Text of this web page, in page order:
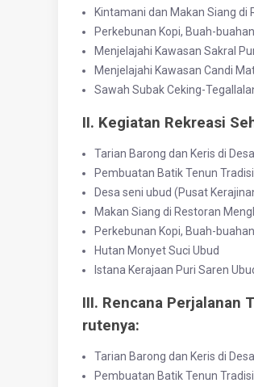
Kintamani dan Makan Siang
Perkebunan Kopi, Buah-
Menjelajahi Kawasan Sakral
Menjelajahi Kawasan Candi
Sawah Subak Ceking-
II. Kegiatan Rekreasi
Tarian Barong dan Keris di
Pembuatan Batik Tenun
Desa seni ubud (Pusat
Makan Siang di Restoran
Perkebunan Kopi, Buah-
Hutan Monyet Suci Ubud
Istana Kerajaan Puri Saren
III. Rencana Perjalanan
rutenya:
Tarian Barong dan Keris di
Pembuatan Batik Tenun